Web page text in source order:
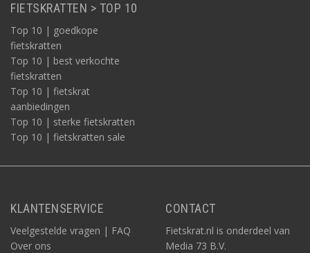
FIETSKRATTEN > TOP 10
Top 10 | goedkope
fietskratten
Top 10 | best verkochte
fietskratten
Top 10 | fietskrat
aanbiedingen
Top 10 | sterke fietskratten
Top 10 | fietskratten sale
KLANTENSERVICE
Veelgestelde vragen | FAQ
Over ons
CONTACT
Fietskrat.nl is onderdeel van
Media 73 B.V.